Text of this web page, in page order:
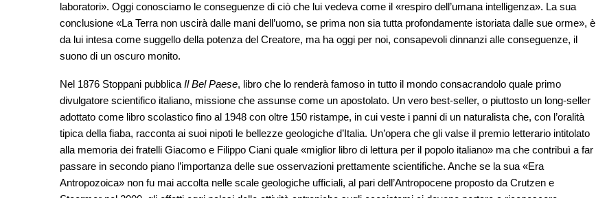
laboratori». Oggi conosciamo le conseguenze di ciò che lui vedeva come il «respiro dell’umana intelligenza». La sua
conclusione «La Terra non uscirà dalle mani dell’uomo, se prima non sia tutta profondamente istoriata dalle sue orme», è
da lui intesa come suggello della potenza del Creatore, ma ha oggi per noi, consapevoli dinnanzi alle conseguenze, il
suono di un oscuro monito.
Nel 1876 Stoppani pubblica Il Bel Paese, libro che lo renderà famoso in tutto il mondo consacrandolo quale primo
divulgatore scientifico italiano, missione che assunse come un apostolato. Un vero best-seller, o piuttosto un long-seller
adottato come libro scolastico fino al 1948 con oltre 150 ristampe, in cui veste i panni di un naturalista che, con l’oralità
tipica della fiaba, racconta ai suoi nipoti le bellezze geologiche d’Italia. Un’opera che gli valse il premio letterario intitolato
alla memoria dei fratelli Giacomo e Filippo Ciani quale «miglior libro di lettura per il popolo italiano» ma che contribuì a far
passare in secondo piano l’importanza delle sue osservazioni prettamente scientifiche. Anche se la sua «Era
Antropozoica» non fu mai accolta nelle scale geologiche ufficiali, al pari dell’Antropocene proposto da Crutzen e